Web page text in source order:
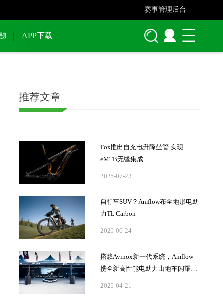
赛事管理后台
APP下载
推荐文章
Fox推出自充电升降坐管 实现
eMTB无缝集成
2026-07-23
自行车SUV？Amflow布全地形电助
力TL Carbon
2026-06-24
搭载Avinox新一代系统，Amflow
携全新高性能电助力山地车闪耀海
2026-04-21